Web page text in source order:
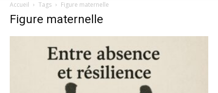
sans-
Accueil Tags Figure maternelle
Figure maternelle